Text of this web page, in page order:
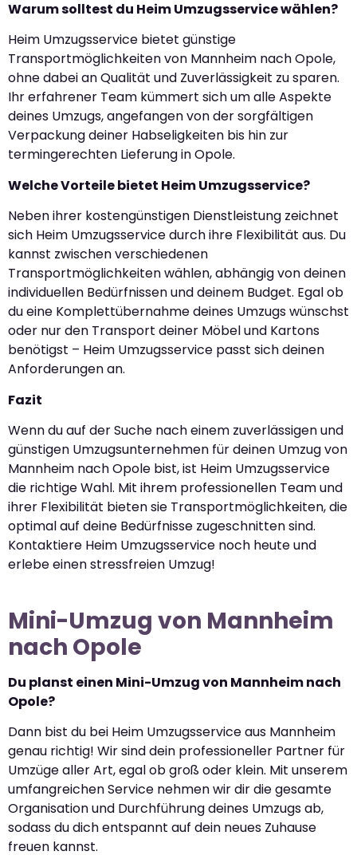
Warum solltest du Heim Umzugsservice wählen?
Heim Umzugsservice bietet günstige
Transportmöglichkeiten von Mannheim nach Opole,
ohne dabei an Qualität und Zuverlässigkeit zu sparen.
Ihr erfahrener Team kümmert sich um alle Aspekte
deines Umzugs, angefangen von der sorgfältigen
Verpackung deiner Habseligkeiten bis hin zur
termingerechten Lieferung in Opole.
Welche Vorteile bietet Heim Umzugsservice?
Neben ihrer kostengünstigen Dienstleistung zeichnet
sich Heim Umzugsservice durch ihre Flexibilität aus. Du
kannst zwischen verschiedenen
Transportmöglichkeiten wählen, abhängig von deinen
individuellen Bedürfnissen und deinem Budget. Egal ob
du eine Komplettübernahme deines Umzugs wünschst
oder nur den Transport deiner Möbel und Kartons
benötigst – Heim Umzugsservice passt sich deinen
Anforderungen an.
Fazit
Wenn du auf der Suche nach einem zuverlässigen und
günstigen Umzugsunternehmen für deinen Umzug von
Mannheim nach Opole bist, ist Heim Umzugsservice
die richtige Wahl. Mit ihrem professionellen Team und
ihrer Flexibilität bieten sie Transportmöglichkeiten, die
optimal auf deine Bedürfnisse zugeschnitten sind.
Kontaktiere Heim Umzugsservice noch heute und
erlebe einen stressfreien Umzug!
Mini-Umzug von Mannheim
nach Opole
Du planst einen Mini-Umzug von Mannheim nach
Opole?
Dann bist du bei Heim Umzugsservice aus Mannheim
genau richtig! Wir sind dein professioneller Partner für
Umzüge aller Art, egal ob groß oder klein. Mit unserem
umfangreichen Service nehmen wir dir die gesamte
Organisation und Durchführung deines Umzugs ab,
sodass du dich entspannt auf dein neues Zuhause
freuen kannst.